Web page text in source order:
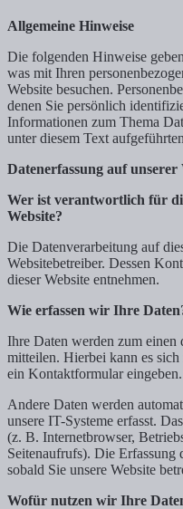
Allgemeine Hinweise
Die folgenden Hinweise
was mit Ihren
Website besuchen.
denen Sie persönlich
Informationen zum Thema
unter diesem Text
Datenerfassung auf unserer
Wer ist verantwortlich für
Website?
Die Datenverarbeitung auf
Websitebetreiber. Dessen
dieser Website entnehmen.
Wie erfassen wir Ihre
Ihre Daten werden zum einen
mitteilen. Hierbei kann es
ein Kontaktformular eingeben.
Andere Daten werden
unsere IT-Systeme erfasst.
(z. B. Internetbrowser,
Seitenaufrufs). Die Erfassung
sobald Sie unsere Website
Wofür nutzen wir Ihre